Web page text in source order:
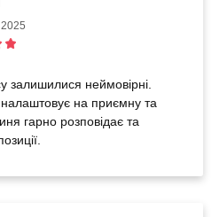
залишилися неймовірні.
на приємну та
гарно розповідає та